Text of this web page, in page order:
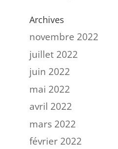
Archives
novembre 2022
juillet 2022
juin 2022
mai 2022
avril 2022
mars 2022
février 2022